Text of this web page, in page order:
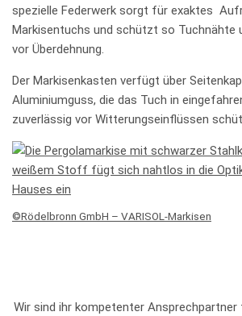
spezielle Federwerk sorgt für exaktes
Markisentuchs und schützt so Tuchnähte
vor Überdehnung.
Der Markisenkasten verfügt über
Aluminiumguss, die das Tuch in
zuverlässig vor Witterungseinflüssen
©Rödelbronn GmbH – VARISOL-Markisen
Wir sind ihr kompetenter Ansprechpartner